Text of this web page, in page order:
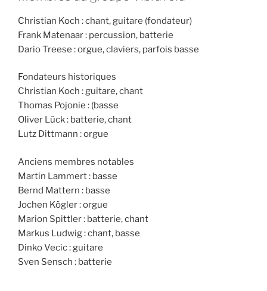
Christian Koch : chant, guitare (fondateur)
Frank Matenaar : percussion, batterie
Dario Treese : orgue, claviers, parfois basse
Fondateurs historiques
Christian Koch : guitare, chant
Thomas Pojonie : (basse
Oliver Lück : batterie, chant
Lutz Dittmann : orgue
Anciens membres notables
Martin Lammert : basse
Bernd Mattern : basse
Jochen Kögler : orgue
Marion Spittler : batterie, chant
Markus Ludwig : chant, basse
Dinko Vecic : guitare
Sven Sensch : batterie